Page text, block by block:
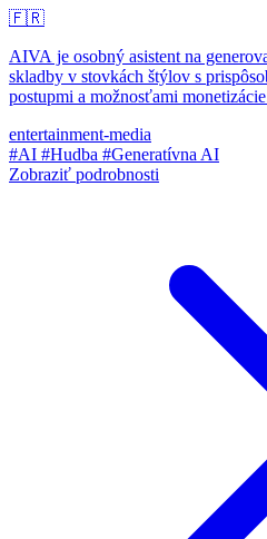
🇫🇷
AIVA je osobný asistent na
skladby v stovkách štýlov s
postupmi a možnosťami
entertainment-media
#AI #Hudba #Generatívna AI
Zobraziť podrobnosti